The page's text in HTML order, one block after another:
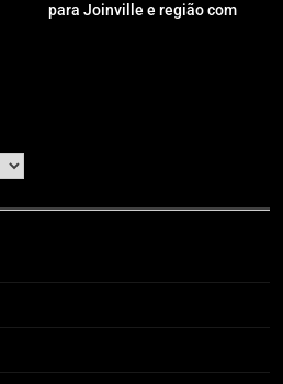
para Joinville e região com